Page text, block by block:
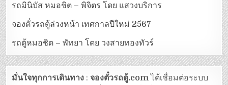
รถมินิบัส หมอชิต – พิจิตร โดย แสวงบริการ
จองตั๋วรถตู้ล่วงหน้า เทศกาลปีใหม่ 2567
รถตู้หมอชิต – พัทยา โดย วงสายทองทัวร์
มั่นใจทุกการเดินทาง :จองตั๋วรถตู้.comได้เชื่อมต่อระบบ